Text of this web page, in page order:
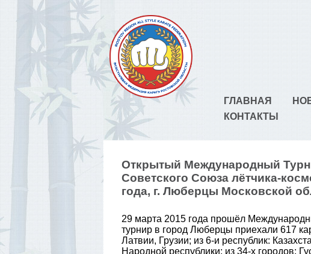
ГЛАВНАЯ
КОНТАКТЫ
Открытый Международный
Советского Союза лётчика-
года, г. Люберцы Московской
29 марта 2015 года прошёл
турнир в город Люберцы приехали 617
Латвии, Грузии; из 6-и республик:
Народной республики; из 34-х городов: